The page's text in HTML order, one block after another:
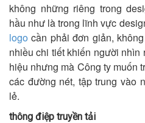
không những riêng trong
hầu như là trong lĩnh vực
logo cần phải đơn giản,
nhiều chi tiết khiến người nhìn
hiệu nhưng mà Công ty muốn
các đường nét, tập trung vào
lẻ.
thông điệp truyền tải